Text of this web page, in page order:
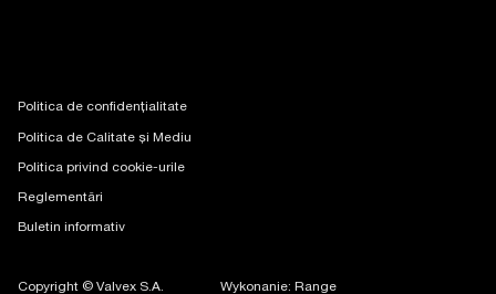
Politica de confidențialitate
Politica de Calitate și Mediu
Politica privind cookie-urile
Reglementări
Buletin informativ
Copyright © Valvex S.A. Wykonanie: Range